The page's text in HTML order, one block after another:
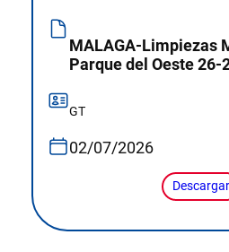
MALAGA-Limpiezas
Parque del Oeste 26-
GT
02/07/2026
Descargar